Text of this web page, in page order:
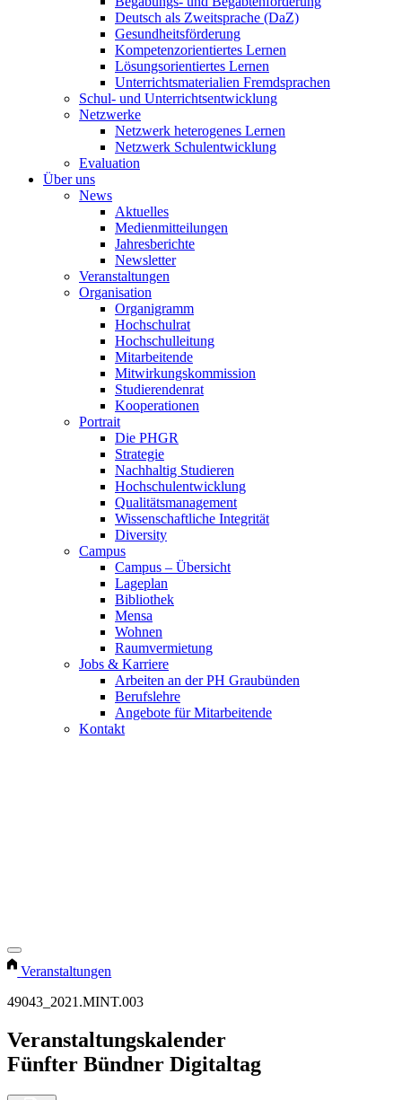
Deutsch als Zweitsprache (DaZ)
Gesundheitsförderung
Kompetenzorientiertes Lernen
Lösungsorientiertes Lernen
Unterrichtsmaterialien Fremdsprachen
Schul- und Unterrichtsentwicklung
Netzwerke
Netzwerk heterogenes Lernen
Netzwerk Schulentwicklung
Evaluation
Über uns
News
Aktuelles
Medienmitteilungen
Jahresberichte
Newsletter
Veranstaltungen
Organisation
Organigramm
Hochschulrat
Hochschulleitung
Mitarbeitende
Mitwirkungskommission
Studierendenrat
Kooperationen
Portrait
Die PHGR
Strategie
Nachhaltig Studieren
Hochschulentwicklung
Qualitätsmanagement
Wissenschaftliche Integrität
Diversity
Campus
Campus – Übersicht
Lageplan
Bibliothek
Mensa
Wohnen
Raumvermietung
Jobs & Karriere
Arbeiten an der PH Graubünden
Berufslehre
Angebote für Mitarbeitende
Kontakt
Veranstaltungen
49043_2021.MINT.003
Veranstaltungskalender
Fünfter Bündner Digitaltag